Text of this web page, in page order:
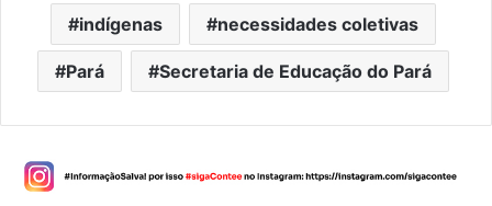
indígenas necessidades coletivas
Pará Secretaria de Educação do Pará